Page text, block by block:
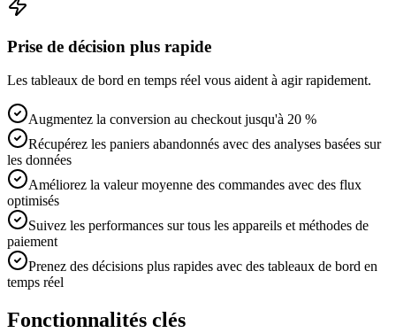
Prise de décision plus rapide
Les tableaux de bord en temps réel vous aident à agir rapidement.
Augmentez la conversion au checkout jusqu'à 20 %
Récupérez les paniers abandonnés avec des analyses basées sur
les données
Améliorez la valeur moyenne des commandes avec des flux
optimisés
Suivez les performances sur tous les appareils et méthodes de
paiement
Prenez des décisions plus rapides avec des tableaux de bord en
temps réel
Fonctionnalités clés